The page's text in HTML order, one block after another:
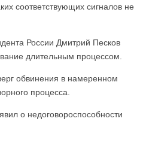
соответствующих сигналов не
России Дмитрий Песков
длительным процессом.
обвинения в намеренном
процесса.
о недоговороспособности